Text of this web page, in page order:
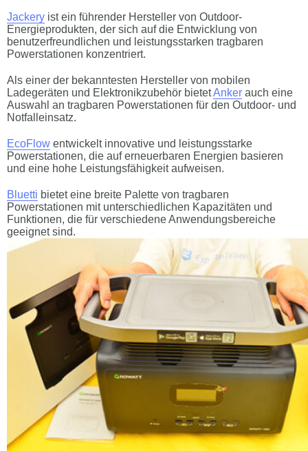
Jackery ist ein führender Hersteller von Outdoor-
Energieprodukten, der sich auf die Entwicklung von
benutzerfreundlichen und leistungsstarken tragbaren
Powerstationen konzentriert.
Als einer der bekanntesten Hersteller von mobilen
Ladegeräten und Elektronikzubehör bietetAnker auch eine
Auswahl an tragbaren Powerstationen für den Outdoor- und
Notfalleinsatz.
EcoFlow entwickelt innovative und leistungsstarke
Powerstationen, die auf erneuerbaren Energien basieren
und eine hohe Leistungsfähigkeit aufweisen.
Bluetti bietet eine breite Palette von tragbaren
Powerstationen mit unterschiedlichen Kapazitäten und
Funktionen, die für verschiedene Anwendungsbereiche
geeignet sind.